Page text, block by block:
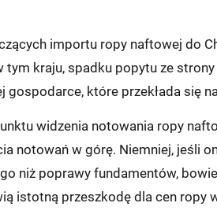
importu ropy naftowej do
kraju, spadku popytu ze
które przekłada się
widzenia notowania ropy
notowań w górę. Niemniej, jeśli
niż poprawy fundamentów,
istotną przeszkodę dla cen ropy